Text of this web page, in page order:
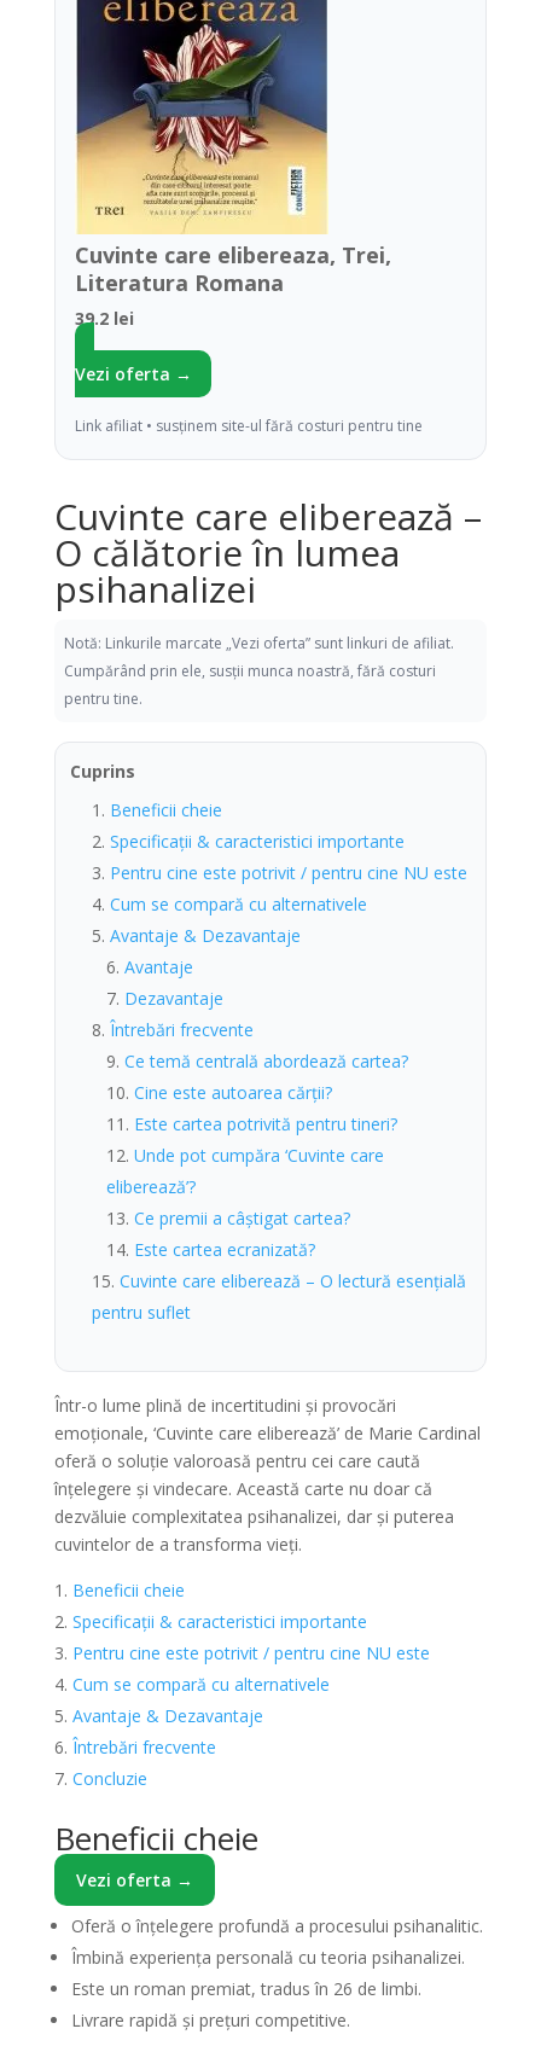
Cuvinte care elibereaza, Trei,
Literatura Romana
39.2 lei
Vezi oferta →
Link afiliat • susținem site-ul fără costuri pentru tine
Cuvinte care eliberează –
O călătorie în lumea
psihanalizei
Notă: Linkurile marcate „Vezi oferta” sunt linkuri de afiliat.
Cumpărând prin ele, susții munca noastră, fără costuri
pentru tine.
Cuprins
Beneficii cheie
Specificații & caracteristici importante
Pentru cine este potrivit / pentru cine NU este
Cum se compară cu alternativele
Avantaje & Dezavantaje
Avantaje
Dezavantaje
Întrebări frecvente
Ce temă centrală abordează cartea?
Cine este autoarea cărții?
Este cartea potrivită pentru tineri?
Unde pot cumpăra ‘Cuvinte care
eliberează’?
Ce premii a câștigat cartea?
Este cartea ecranizată?
Cuvinte care eliberează – O lectură esențială
pentru suflet
Într-o lume plină de incertitudini și provocări
emoționale, ‘Cuvinte care eliberează’ de Marie Cardinal
oferă o soluție valoroasă pentru cei care caută
înțelegere și vindecare. Această carte nu doar că
dezvăluie complexitatea psihanalizei, dar și puterea
cuvintelor de a transforma vieți.
Beneficii cheie
Specificații & caracteristici importante
Pentru cine este potrivit / pentru cine NU este
Cum se compară cu alternativele
Avantaje & Dezavantaje
Întrebări frecvente
Concluzie
Beneficii cheie
Vezi oferta →
Oferă o înțelegere profundă a procesului psihanalitic.
Îmbină experiența personală cu teoria psihanalizei.
Este un roman premiat, tradus în 26 de limbi.
Livrare rapidă și prețuri competitive.